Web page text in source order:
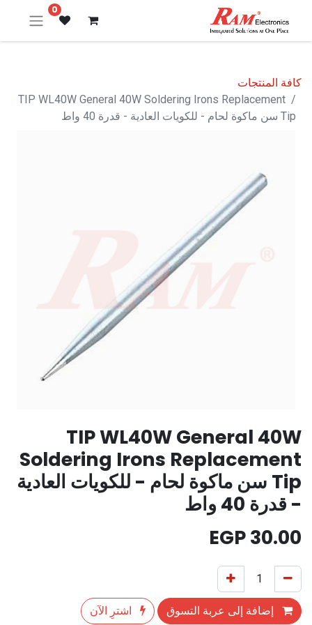
0
كافة المنتجات
TIP WL40W General 40W Soldering Irons Replacement
Tip سن ماكوة لحام - للكويات العادية - قدرة 40 واط
TIP WL40W General 40W
Soldering Irons Replacement
Tip سن ماكوة لحام - للكويات العادية
- قدرة 40 واط
30.00
إضافة إلى عربة التسوق اشترِ الآن